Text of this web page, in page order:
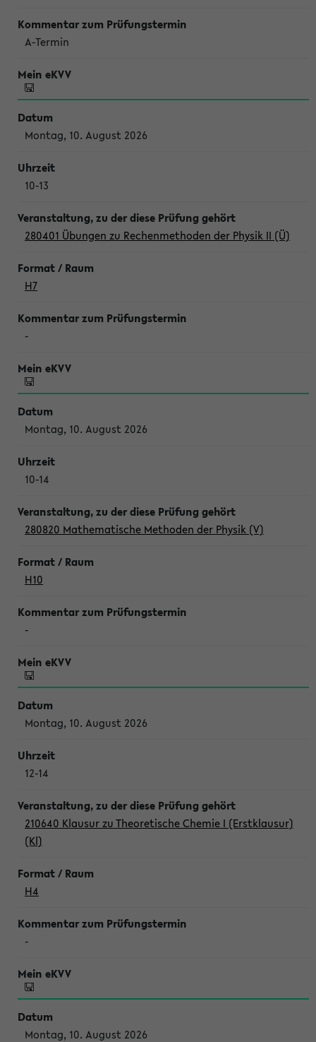
A-Termin
Montag, 10. August 2026
10-13
280401 Übungen zu Rechenmethoden der Physik II (Ü)
H7
-
Montag, 10. August 2026
10-14
280820 Mathematische Methoden der Physik (V)
H10
-
Montag, 10. August 2026
12-14
210640 Klausur zu Theoretische Chemie I (Erstklausur)
(Kl)
H4
-
Montag, 10. August 2026